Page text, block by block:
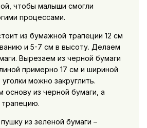
чтобы малыши смогли
процессами.
из бумажной трапеции 12 см
и 5-7 см в высоту. Делаем
Вырезаем из черной бумаги
примерно 17 см и шириной
можно закруглить.
основу из черной бумаги, а
трапецию.
из зеленой бумаги –